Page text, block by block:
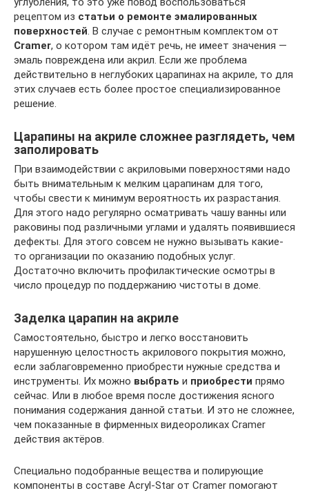
рецептом из статьи о ремонте эмалированных
поверхностей. В случае с ремонтным комплектом от
Cramer, о котором там идёт речь, не имеет значения —
эмаль повреждена или акрил. Если же проблема
действительно в неглубоких царапинах на акриле, то для
этих случаев есть более простое специализированное
решение.
Царапины на акриле сложнее разглядеть, чем
заполировать
При взаимодействии с акриловыми поверхностями надо
быть внимательным к мелким царапинам для того,
чтобы свести к минимум вероятность их разрастания.
Для этого надо регулярно осматривать чашу ванны или
раковины под различными углами и удалять появившиеся
дефекты. Для этого совсем не нужно вызывать какие-
то организации по оказанию подобных услуг.
Достаточно включить профилактические осмотры в
число процедур по поддержанию чистоты в доме.
Заделка царапин на акриле
Самостоятельно, быстро и легко восстановить
нарушенную целостность акрилового покрытия можно,
если заблаговременно приобрести нужные средства и
инструменты. Их можно выбрать и приобрести прямо
сейчас. Или в любое время после достижения ясного
понимания содержания данной статьи. И это не сложнее,
чем показанные в фирменных видеороликах Cramer
действия актёров.
Специально подобранные вещества и полирующие
компоненты в составе Acryl-Star от Cramer помогают